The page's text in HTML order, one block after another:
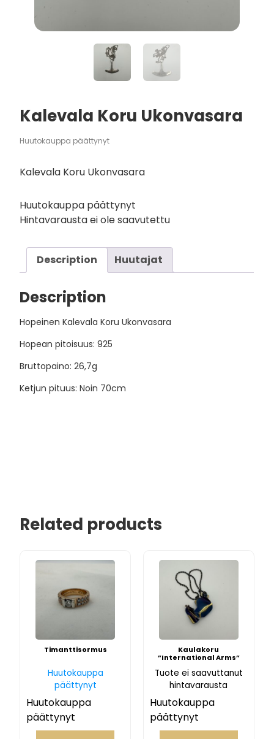
Kalevala Koru Ukonvasara
Huutokauppa päättynyt
Kalevala Koru Ukonvasara
Huutokauppa päättynyt
Hintavarausta ei ole saavutettu
Description Huutajat
Description
Hopeinen Kalevala Koru Ukonvasara
Hopean pitoisuus: 925
Bruttopaino: 26,7g
Ketjun pituus: Noin 70cm
Related products
Timanttisormus
Huutokauppa
päättynyt
Huutokauppa
päättynyt
Kaulakoru
”International Arms”
Tuote ei saavuttanut
hintavarausta
Huutokauppa
päättynyt